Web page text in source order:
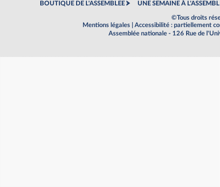
BOUTIQUE DE L'ASSEMBLEE UNE SEMAINE À
©Tous droits
Mentions légales
Accessibilité : partiellement
Assemblée nationale - 126 Rue de